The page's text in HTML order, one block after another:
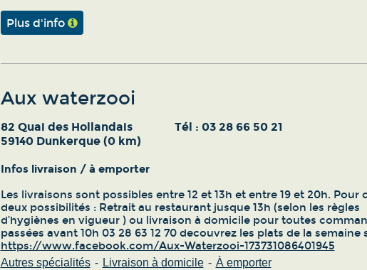
Plus d'info
Aux waterzooi
82 Quai des Hollandais
59140 Dunkerque (0 km)
Tél : 03 28 66 50 21
Infos livraison / à emporter
Les livraisons sont possibles entre 12 et 13h et entre 19 et 20h. Pour
deux possibilités : Retrait au restaurant jusque 13h (selon les règles
d’hygiènes en vigueur ) ou livraison à domicile pour toutes
passées avant 10h 03 28 63 12 70 decouvrez les plats de la semaine
https://www.facebook.com/Aux-Waterzooi-173731086401945
Autres spécialités Livraison à domicile À emporter